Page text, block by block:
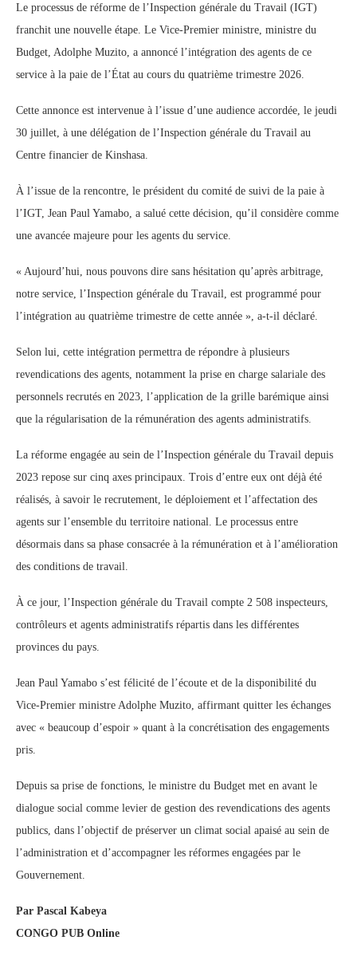
Le processus de réforme de l’Inspection générale du Travail (IGT)
franchit une nouvelle étape. Le Vice-Premier ministre, ministre du
Budget, Adolphe Muzito, a annoncé l’intégration des agents de ce
service à la paie de l’État au cours du quatrième trimestre 2026.
Cette annonce est intervenue à l’issue d’une audience accordée, le jeudi
30 juillet, à une délégation de l’Inspection générale du Travail au
Centre financier de Kinshasa.
À l’issue de la rencontre, le président du comité de suivi de la paie à
l’IGT, Jean Paul Yamabo, a salué cette décision, qu’il considère comme
une avancée majeure pour les agents du service.
« Aujourd’hui, nous pouvons dire sans hésitation qu’après arbitrage,
notre service, l’Inspection générale du Travail, est programmé pour
l’intégration au quatrième trimestre de cette année », a-t-il déclaré.
Selon lui, cette intégration permettra de répondre à plusieurs
revendications des agents, notamment la prise en charge salariale des
personnels recrutés en 2023, l’application de la grille barémique ainsi
que la régularisation de la rémunération des agents administratifs.
La réforme engagée au sein de l’Inspection générale du Travail depuis
2023 repose sur cinq axes principaux. Trois d’entre eux ont déjà été
réalisés, à savoir le recrutement, le déploiement et l’affectation des
agents sur l’ensemble du territoire national. Le processus entre
désormais dans sa phase consacrée à la rémunération et à l’amélioration
des conditions de travail.
À ce jour, l’Inspection générale du Travail compte 2 508 inspecteurs,
contrôleurs et agents administratifs répartis dans les différentes
provinces du pays.
Jean Paul Yamabo s’est félicité de l’écoute et de la disponibilité du
Vice-Premier ministre Adolphe Muzito, affirmant quitter les échanges
avec « beaucoup d’espoir » quant à la concrétisation des engagements
pris.
Depuis sa prise de fonctions, le ministre du Budget met en avant le
dialogue social comme levier de gestion des revendications des agents
publics, dans l’objectif de préserver un climat social apaisé au sein de
l’administration et d’accompagner les réformes engagées par le
Gouvernement.
Par Pascal Kabeya
CONGO PUB Online